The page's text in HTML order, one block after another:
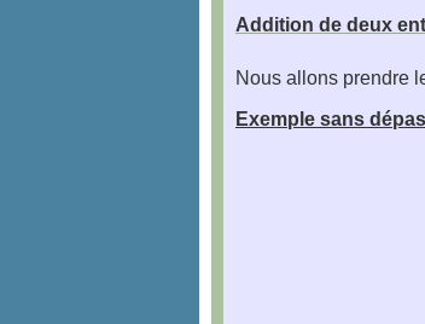
Addition de deux
Nous allons prendre
Exemple sans